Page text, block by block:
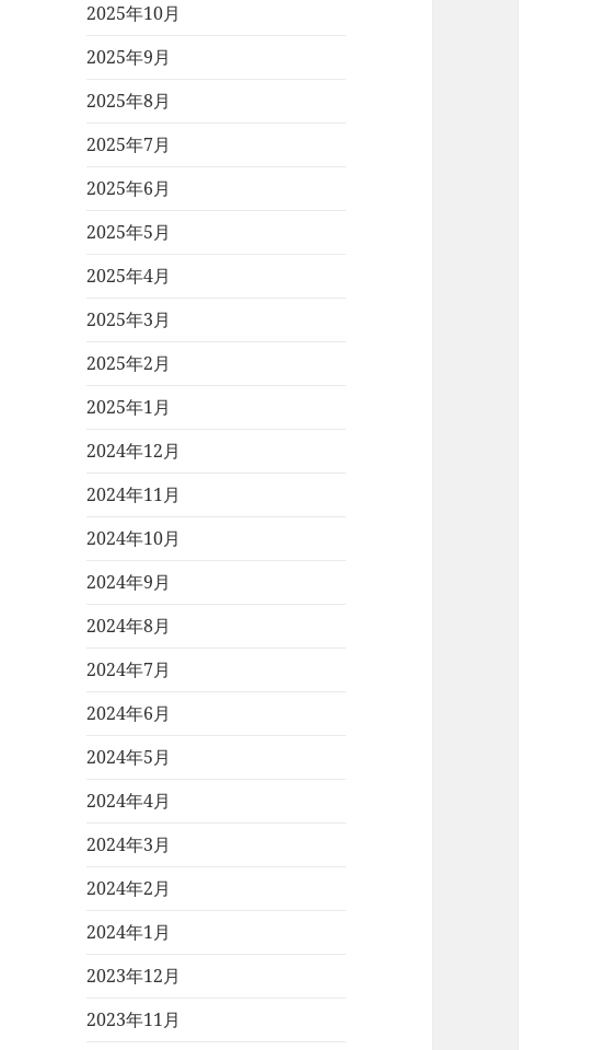
2025年10月
2025年9月
2025年8月
2025年7月
2025年6月
2025年5月
2025年4月
2025年3月
2025年2月
2025年1月
2024年12月
2024年11月
2024年10月
2024年9月
2024年8月
2024年7月
2024年6月
2024年5月
2024年4月
2024年3月
2024年2月
2024年1月
2023年12月
2023年11月